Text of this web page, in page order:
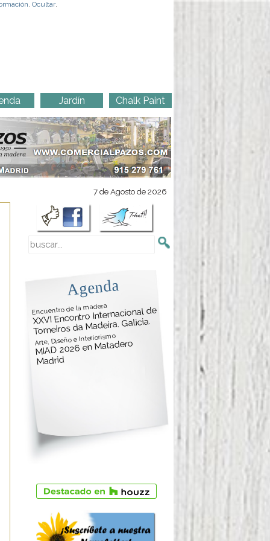
. Ocultar.
Jardín Chalk Paint
7 de Agosto de 2026
Agenda
Encuentro de la madera
XXVI Encontro Internacional de
Torneiros da Madeira. Galicia.
Arte, Diseño e Interiorismo
MIAD 2026 en Matadero
Madrid